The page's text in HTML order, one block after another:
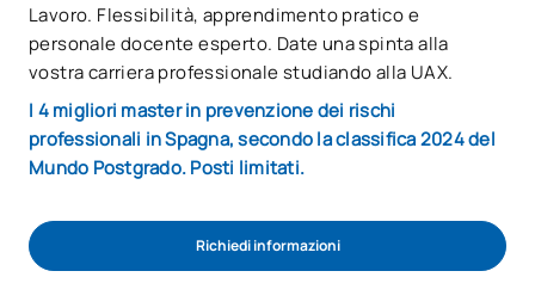
Lavoro. Flessibilità, apprendimento pratico e
personale docente esperto. Date una spinta alla
vostra carriera professionale studiando alla UAX.
I 4 migliori master in prevenzione dei rischi
professionali in Spagna, secondo la classifica 2024 del
Mundo Postgrado. Posti limitati.
Richiedi informazioni